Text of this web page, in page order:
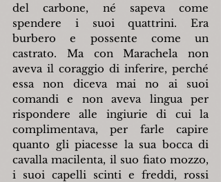
del carbone, né sapeva come
spendere i suoi quattrini. Era
burbero e possente come un
castrato. Ma con Marachela non
aveva il coraggio di inferire, perché
essa non diceva mai no ai suoi
comandi e non aveva lingua per
rispondere alle ingiurie di cui la
complimentava, per farle capire
quanto gli piacesse la sua bocca di
cavalla macilenta, il suo fiato mozzo,
i suoi capelli scinti e freddi, rossi